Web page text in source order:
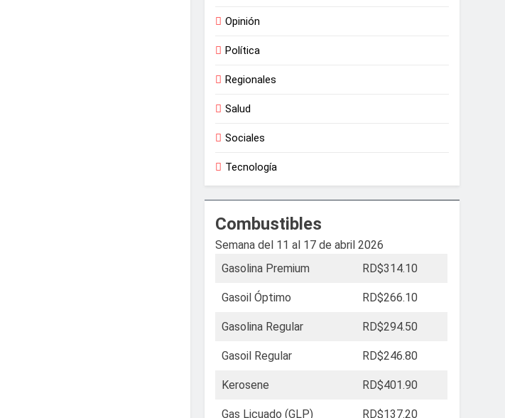
Opinión
Política
Regionales
Salud
Sociales
Tecnología
Combustibles
Semana del 11 al 17 de abril 2026
Gasolina Premium
RD$314.10
Gasoil Óptimo RD$266.10
Gasolina Regular RD$294.50
Gasoil Regular RD$246.80
Kerosene RD$401.90
Gas Licuado (GLP) RD$137.20